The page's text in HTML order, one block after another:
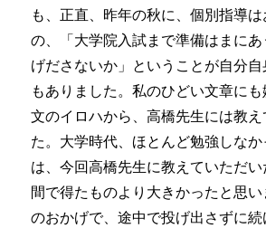
も、正直、昨年の秋に、個別指導
の、「大学院入試まで準備はまに
げださないか」ということが自分
もありました。私のひどい文章に
文のイロハから、高橋先生には教
た。大学時代、ほとんど勉強しな
は、今回高橋先生に教えていただ
間で得たものより大きかったと思
のおかげで、途中で投げ出さずに